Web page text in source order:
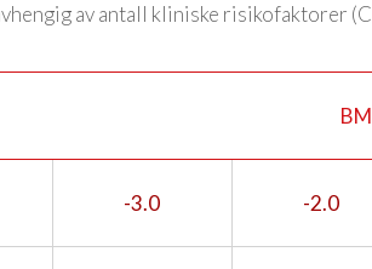
av antall kliniske risikofaktorer
-3.0 -2.0